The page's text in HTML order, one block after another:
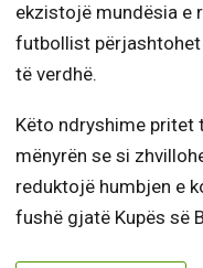
ekzistojë mundësia e
futbollist
të verdhë.
Këto ndryshime pritet
mënyrën se si
reduktojë humbjen e
fushë gjatë Kupës së